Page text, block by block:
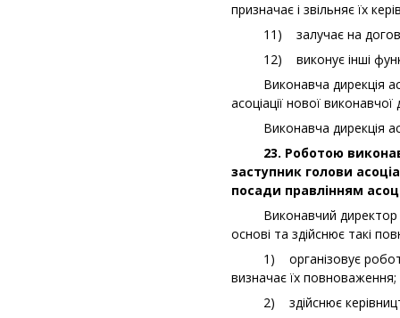
призначає і звільняє їх
11) залучає на
12) виконує інші
Виконавча дирекція
асоціації нової виконавчої
Виконавча дирекція
23. Роботою
заступник голови
посади правлінням
Виконавчий директор
основі та здійснює такі
1) організовує роботу
визначає їх повноваження;
2) здійснює